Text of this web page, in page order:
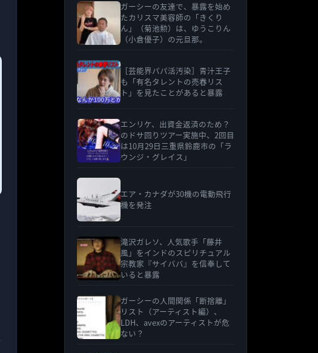
ガーシーの友達で、暴露を始め
たカリスマ美容師の「きくり
ん」（菊池勲）は、ゆうこりん
（小倉優子）の元旦那。
［芸能界パパ活汚染］青汁王子
も「有名タレントの売春リス
ト」を見たことがあると暴露
エンリケ、出資金返済のため？
のドサ回りツアー実施中、2回目
は10月29日三重県鈴鹿市の「ラ
ウンジ・グレイス」
エア・カナダが30機の電動飛行
機を発注
滝沢ガレソ、人気歌手「藤井
風」をインドのスピリチュアル
宗教家『サイババ』を信奉して
いると暴露
ガーシーの人間関係「断捨離」
リスト（アーティスト編）、
LDH、avexのアーティストが危
ない？